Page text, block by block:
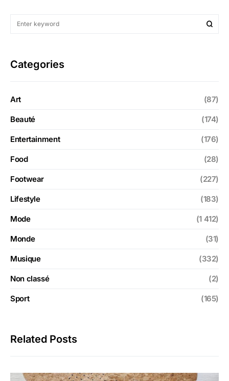
Categories
Art (87)
Beauté (174)
Entertainment (176)
Food (28)
Footwear (227)
Lifestyle (183)
Mode (1 412)
Monde (31)
Musique (332)
Non classé (2)
Sport (165)
Related Posts